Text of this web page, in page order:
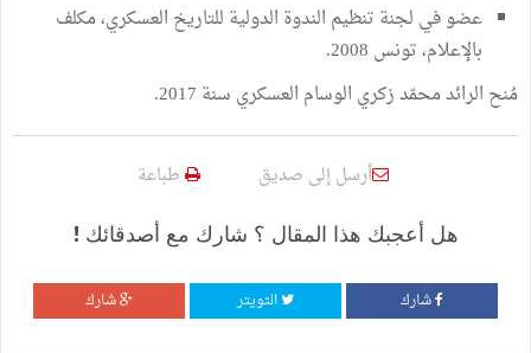
عضو في لجنة تنظيم الندوة الدولية للتاريخ العسكري، مكلف
بالإعلام، تونس 2008.
مُنح الرائد محمّد زكري الوسام العسكري سنة 2017.
أرسل إلى صديق طباعة
هل أعجبك هذا المقال ؟ شارك مع أصدقائك !
شارك التويتر شارك